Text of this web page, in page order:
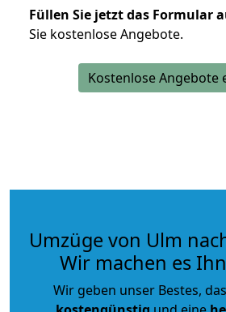
Füllen Sie jetzt das Formular
Sie kostenlose Angebote.
Kostenlose Angebote
Umzüge von Ulm
Wir machen es
Wir geben unser Bestes,